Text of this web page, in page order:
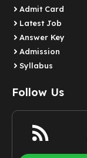
Admit Card
Latest Job​
Answer Key
Admission
Syllabus​
Follow Us